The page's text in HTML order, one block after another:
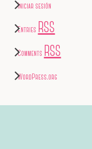
Iniciar sesión
Entries RSS
Comments RSS
WordPress.org